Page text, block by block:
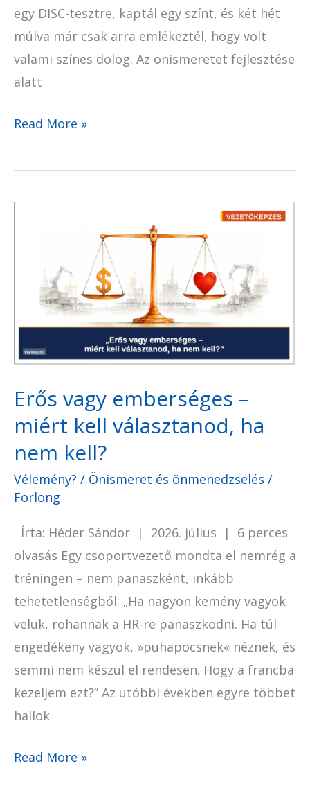
egy DISC-tesztre, kaptál egy színt, és két hét
múlva már csak arra emlékeztél, hogy volt
valami színes dolog. Az önismeretet fejlesztése
alatt
Read More »
Erős vagy emberséges –
miért kell választanod, ha
nem kell?
Vélemény? / Önismeret és önmenedzselés /
Forlong
Írta: Héder Sándor | 2026. július | 6 perces
olvasás Egy csoportvezető mondta el nemrég a
tréningen – nem panaszként, inkább
tehetetlenségből: „Ha nagyon kemény vagyok
velük, rohannak a HR-re panaszkodni. Ha túl
engedékeny vagyok, »puhapöcsnek« néznek, és
semmi nem készül el rendesen. Hogy a francba
kezeljem ezt?” Az utóbbi években egyre többet
hallok
miért
kell
választanod,
nem
kell?
Read More »